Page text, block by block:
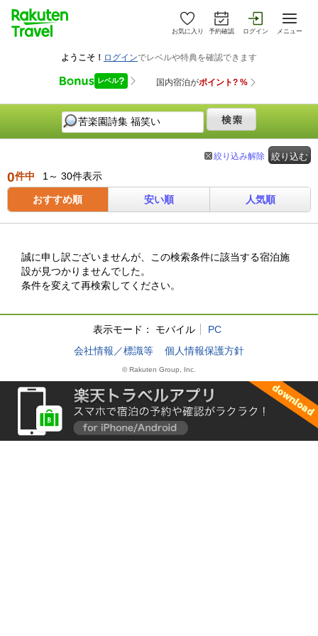
お気に入り 予約確認 ログイン メニュー
絞り込む
絞り込み解除
0件中 1～ 30件表示
おすすめ順 安い順 人気順
誠に申し訳ございませんが、この検索条件に該当する宿泊施
設が見つかりませんでした。
条件を変えて再検索してください。
表示モード： モバイル
PC
会社情報／標識等
個人情報保護方針
© Rakuten Group, Inc.